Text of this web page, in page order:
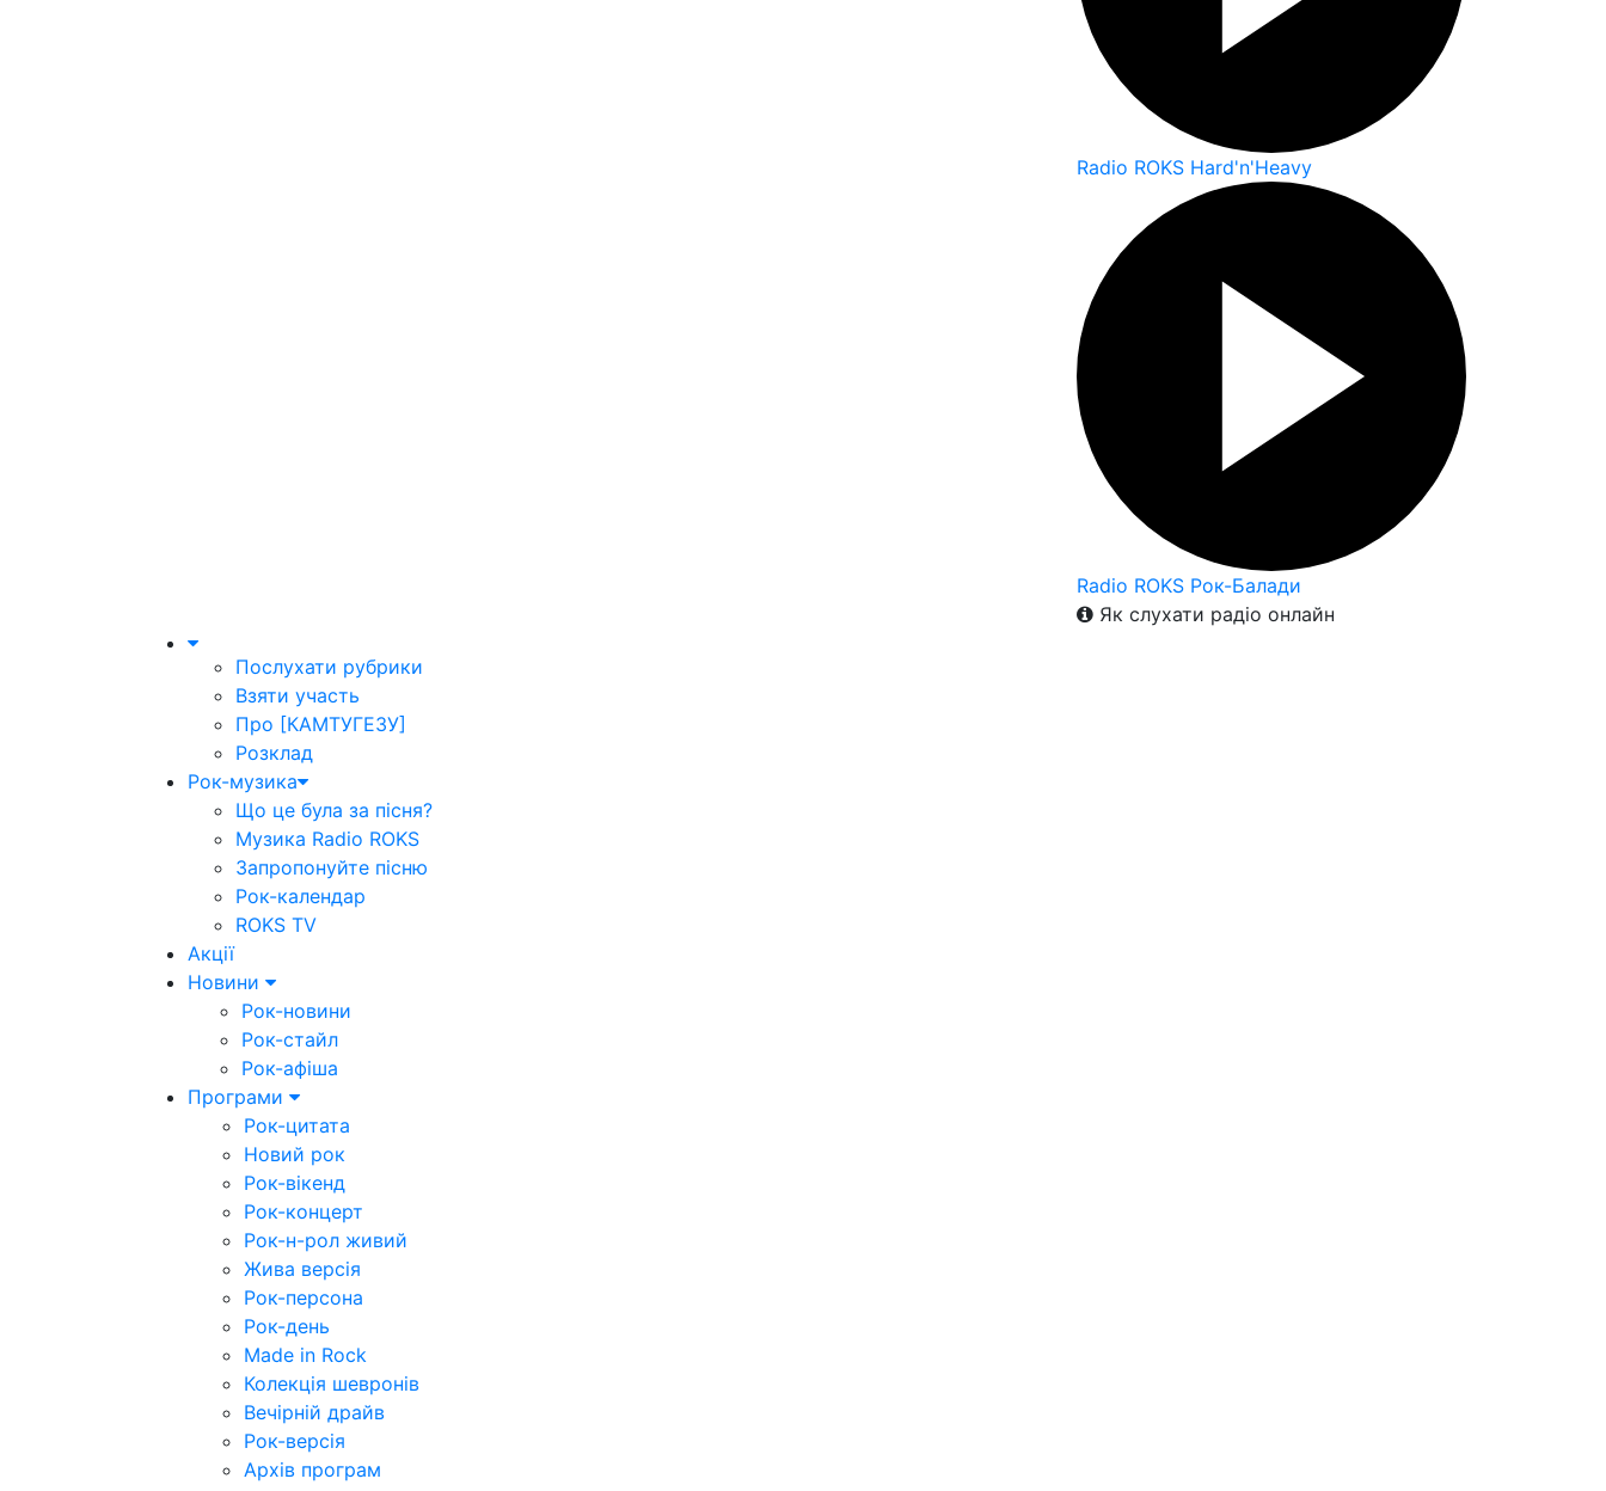
Radio ROKS Hard'n'Heavy
Radio ROKS Рок-Балади
Як слухати радіо онлайн
Послухати рубрики
Взяти участь
Про [КАМТУГЕЗУ]
Розклад
Рок-музика
Що це була за пісня?
Музика Radio ROKS
Запропонуйте пісню
Рок-календар
ROKS TV
Акції
Новини
Рок-новини
Рок-стайл
Рок-афіша
Програми
Рок-цитата
Новий рок
Рок-вікенд
Рок-концерт
Рок-н-рол живий
Жива версія
Рок-персона
Рок-день
Made in Rock
Колекція шевронів
Вечірній драйв
Рок-версія
Архів програм